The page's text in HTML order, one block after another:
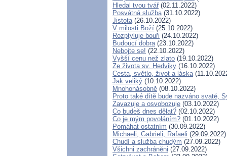
Hledal tvou tvář(02.11.2022)
Posvátná služba(31.10.2022)
Jistota(26.10.2022)
V milosti Boží (25.10.2022)
Rozptyluje bouři (24.10.2022)
Budoucí dobra(23.10.2022)
Nebojte se! (22.10.2022)
Vyšší cenu než zlato (19.10.2022)
Ze života sv. Hedviky (16.10.2022)
Cesta, světlo, život a láska
Jak veliký (10.10.2022)
Mnohonásobně (08.10.2022)
Proto také dítě bude nazváno svaté,
Zavazuje a osvobozuje (03.10.2022)
Co budeš dnes dělat? (02.10.2022)
Co je mým povoláním? (01.10.2022)
Pomáhat ostatním (30.09.2022)
Michaeli, Gabrieli, Rafaeli (29.09.2022)
Chudí a služba chudým (27.09.2022)
Všichni zachráněni (27.09.2022)